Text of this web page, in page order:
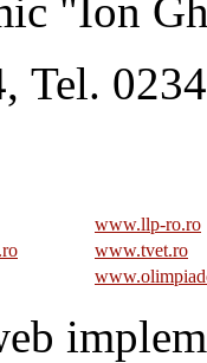
"Ion
Tel.
www.llp-ro.ro
www.tvet.ro